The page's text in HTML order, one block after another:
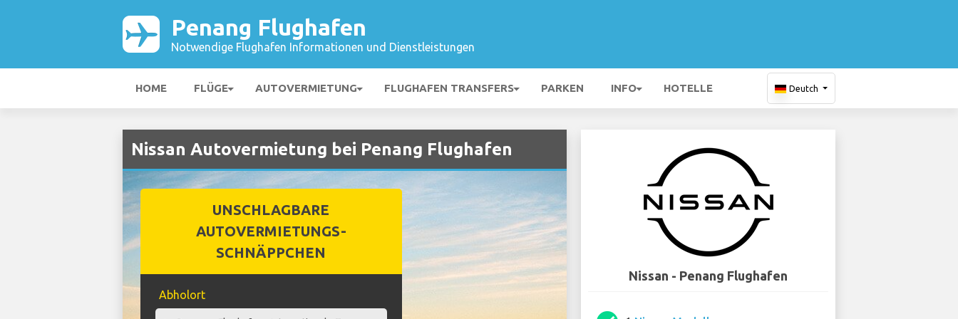
Penang Flughafen
Notwendige Flughafen Informationen und Dienstleistungen
HOME FLÜGE AUTOVERMIETUNG FLUGHAFEN TRANSFERS PARKEN INFO HOTELLE Deutch
Nissan Autovermietung bei Penang Flughafen
UNSCHLAGBARE
AUTOVERMIETUNGS-
SCHNÄPPCHEN
Abholort
Nissan - Penang Flughafen